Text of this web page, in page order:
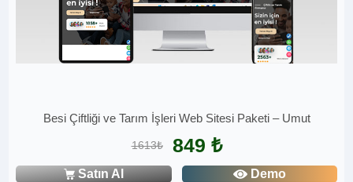
Besi Çiftliği ve Tarım İşleri Web Sitesi Paketi – Umut
1613₺ 849 ₺
Satın Al Demo